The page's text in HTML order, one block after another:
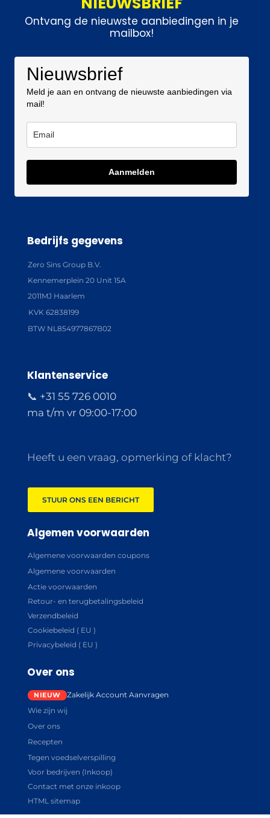
Ontvang de nieuwste aanbiedingen in je
mailbox!
Nieuwsbrief
Meld je aan en ontvang de nieuwste aanbiedingen via
mail!
Aanmelden
Bedrijfs gegevens
Zero Sins Group B.V.
Kennemerplein 20 Unit 15A
2011MJ Haarlem
KVK 62838199
BTW NL854977867B02
Klantenservice
📞 +31 55 726 0010
ma t/m vr 09:00-17:00
Heeft u een vraag, opmerking of klacht?
STUUR ONS EEN BERICHT
Algemen voorwaarden
Algemene voorwaarden coupons
Algemene voorwaarden
Actie voorwaarden
Retour- en terugbetalingsbeleid
Verzendbeleid
Cookiebeleid ( EU )
Privacybeleid ( EU )
Over ons
Zakelijk Account Aanvragen
Wie zijn wij
Over ons
Recepten
Tegen voedselverspilling
Voor bedrijven (Inkoop)
Contact met onze inkoop
HTML sitemap